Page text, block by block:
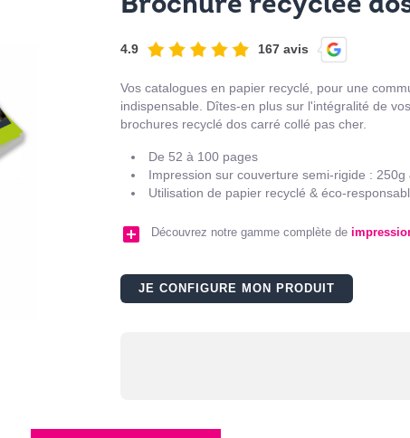
4.9 167 avis
Vos catalogues en papier recyclé, pour une
indispensable. Dîtes-en plus sur l'intégralité de
brochures recyclé dos carré collé pas cher.
De 52 à 100 pages
Impression sur couverture semi-rigide : 250g
Utilisation de papier recyclé & éco-
add_box Découvrez notre gamme complète de
JE CONFIGURE MON PRODUIT